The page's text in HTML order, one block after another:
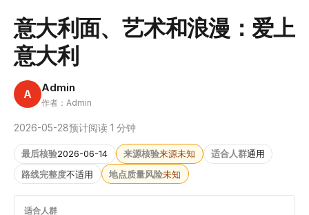
意大利面、艺术和浪漫：爱上
意大利
A Admin
作者：Admin
2026-05-28预计阅读 1 分钟
最后核验2026-06-14 来源核验来源未知 适合人群通用
路线完整度不适用 地点质量风险未知
适合人群